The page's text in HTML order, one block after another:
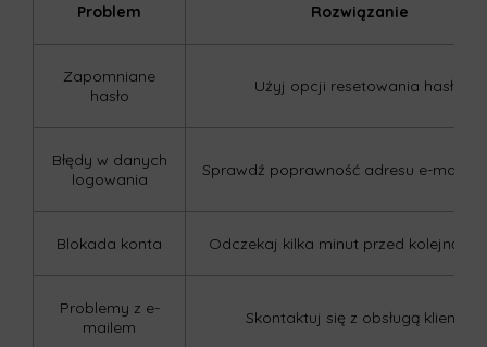
Problem Rozwiązanie
Zapomniane
hasło
Użyj opcji resetowania hasła.
Błędy w danych
logowania
Sprawdź poprawność adresu e-mail i
Blokada konta Odczekaj kilka minut przed kolejną
Problemy z e-
mailem
Skontaktuj się z obsługą klienta.